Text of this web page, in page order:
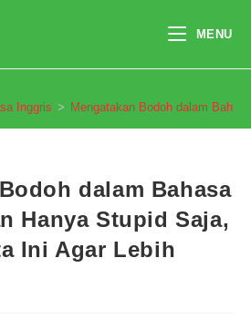
MENU
Inggris > Mengatakan Bodoh dalam
dalam Bahasa
Hanya Stupid Saja,
Ini Agar Lebih